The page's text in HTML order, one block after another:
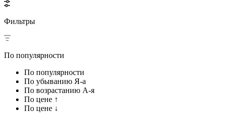
Фильтры
По популярности
По популярности
По убыванию Я-а
По возрастанию А-я
По цене ↑
По цене ↓